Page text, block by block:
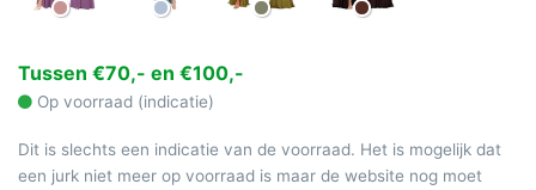
Tussen €70,- en €100,-
Op voorraad (indicatie)
Dit is slechts een indicatie van de voorraad. Het is mogelijk dat
een jurk niet meer op voorraad is maar de website nog moet